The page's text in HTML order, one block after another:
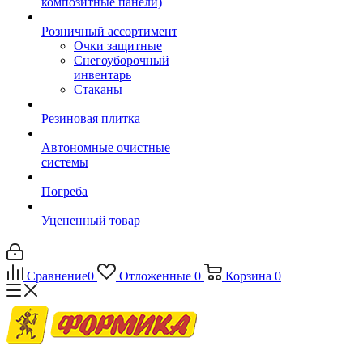
Розничный ассортимент
Очки защитные
Снегоуборочный
инвентарь
Стаканы
Резиновая плитка
Автономные очистные
системы
Погреба
Уцененный товар
Сравнение0 Отложенные 0 Корзина 0